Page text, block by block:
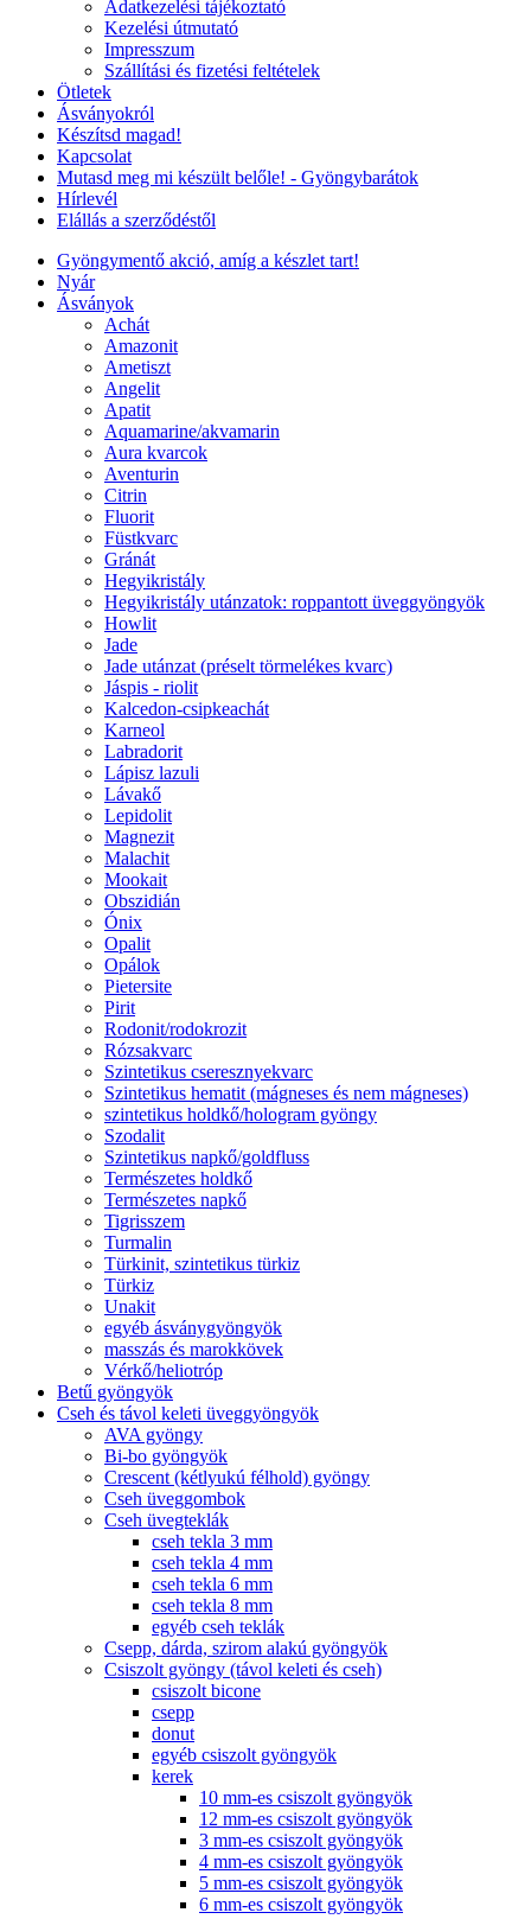
Adatkezelési tájékoztató
Kezelési útmutató
Impresszum
Szállítási és fizetési feltételek
Ötletek
Ásványokról
Készítsd magad!
Kapcsolat
Mutasd meg mi készült belőle! - Gyöngybarátok
Hírlevél
Elállás a szerződéstől
Gyöngymentő akció, amíg a készlet tart!
Nyár
Ásványok
Achát
Amazonit
Ametiszt
Angelit
Apatit
Aquamarine/akvamarin
Aura kvarcok
Aventurin
Citrin
Fluorit
Füstkvarc
Gránát
Hegyikristály
Hegyikristály utánzatok: roppantott üveggyöngyök
Howlit
Jade
Jade utánzat (préselt törmelékes kvarc)
Jáspis - riolit
Kalcedon-csipkeachát
Karneol
Labradorit
Lápisz lazuli
Lávakő
Lepidolit
Magnezit
Malachit
Mookait
Obszidián
Ónix
Opalit
Opálok
Pietersite
Pirit
Rodonit/rodokrozit
Rózsakvarc
Szintetikus cseresznyekvarc
Szintetikus hematit (mágneses és nem mágneses)
szintetikus holdkő/hologram gyöngy
Szodalit
Szintetikus napkő/goldfluss
Természetes holdkő
Természetes napkő
Tigrisszem
Turmalin
Türkinit, szintetikus türkiz
Türkiz
Unakit
egyéb ásványgyöngyök
masszás és marokkövek
Vérkő/heliotróp
Betű gyöngyök
Cseh és távol keleti üveggyöngyök
AVA gyöngy
Bi-bo gyöngyök
Crescent (kétlyukú félhold) gyöngy
Cseh üveggombok
Cseh üvegteklák
cseh tekla 3 mm
cseh tekla 4 mm
cseh tekla 6 mm
cseh tekla 8 mm
egyéb cseh teklák
Csepp, dárda, szirom alakú gyöngyök
Csiszolt gyöngy (távol keleti és cseh)
csiszolt bicone
csepp
donut
egyéb csiszolt gyöngyök
kerek
10 mm-es csiszolt gyöngyök
12 mm-es csiszolt gyöngyök
3 mm-es csiszolt gyöngyök
4 mm-es csiszolt gyöngyök
5 mm-es csiszolt gyöngyök
6 mm-es csiszolt gyöngyök